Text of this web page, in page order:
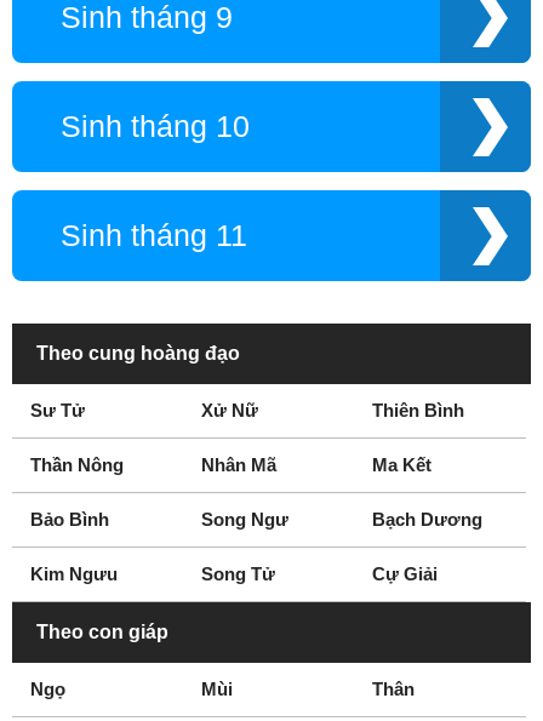
Sinh tháng 9
Sinh tháng 10
Sinh tháng 11
Theo cung hoàng đạo
Sư Tử Xử Nữ Thiên Bình
Thần Nông Nhân Mã Ma Kết
Bảo Bình Song Ngư Bạch Dương
Kim Ngưu Song Tử Cự Giải
Theo con giáp
Ngọ Mùi Thân